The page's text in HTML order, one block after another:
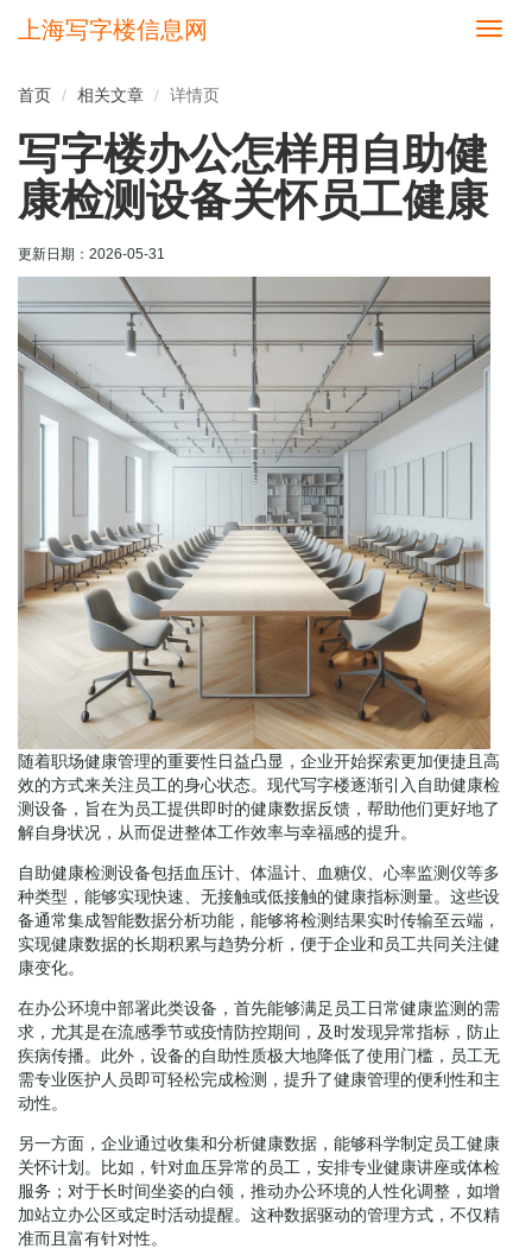
切
上海写字楼信息网
首页 相关文章 详情页
写字楼办公怎样用自助健
康检测设备关怀员工健康
更新日期： 2026-05-31
随着职场健康管理的重要性日益凸显，企业开始探索更加便捷且高
效的方式来关注员工的身心状态。现代写字楼逐渐引入自助健康检
测设备，旨在为员工提供即时的健康数据反馈，帮助他们更好地了
解自身状况，从而促进整体工作效率与幸福感的提升。
自助健康检测设备包括血压计、体温计、血糖仪、心率监测仪等多
种类型，能够实现快速、无接触或低接触的健康指标测量。这些设
备通常集成智能数据分析功能，能够将检测结果实时传输至云端，
实现健康数据的长期积累与趋势分析，便于企业和员工共同关注健
康变化。
在办公环境中部署此类设备，首先能够满足员工日常健康监测的需
求，尤其是在流感季节或疫情防控期间，及时发现异常指标，防止
疾病传播。此外，设备的自助性质极大地降低了使用门槛，员工无
需专业医护人员即可轻松完成检测，提升了健康管理的便利性和主
动性。
另一方面，企业通过收集和分析健康数据，能够科学制定员工健康
关怀计划。比如，针对血压异常的员工，安排专业健康讲座或体检
服务；对于长时间坐姿的白领，推动办公环境的人性化调整，如增
加站立办公区或定时活动提醒。这种数据驱动的管理方式，不仅精
准而且富有针对性。